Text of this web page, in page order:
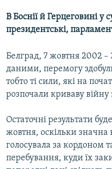
СВІТ
КИТАЙ.ВИКЛИКИ
ФОТО
СПЕЦПРОЄКТИ
ПОДКАСТИ
КРИМ РЕАЛІЇ
РУС
В Боснії й Герцеговині у
президентські,
Белград, 7 жовтня 2002 –
даними, перемогу
тобто ті сили, які на
розпочали криваву війну
Остаточні результати
жовтня, оскільки значна
голосувала за кордоном
перебування, куди їх